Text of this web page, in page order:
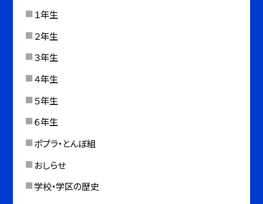
１年生
２年生
３年生
４年生
５年生
６年生
ポプラ・とんぼ組
おしらせ
学校・学区の歴史